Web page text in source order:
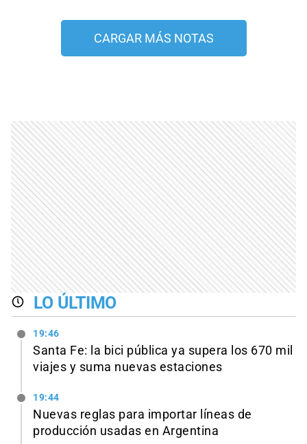
CARGAR MÁS NOTAS
LO ÚLTIMO
19:46
Santa Fe: la bici pública ya supera los 670 mil
viajes y suma nuevas estaciones
19:44
Nuevas reglas para importar líneas de
producción usadas en Argentina